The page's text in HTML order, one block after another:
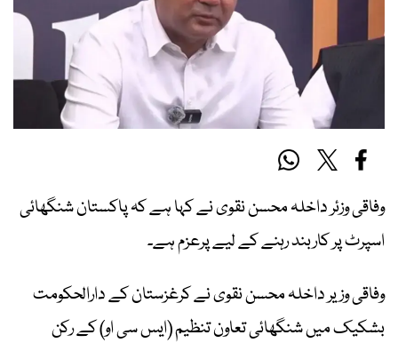
وفاقی وزئر داخلہ محسن نقوی نے کہا ہے کہ پاکستان شنگھائی
اسپرٹ پر کاربند رہنے کے لیے پرعزم ہے۔
وفاقی وزیر داخلہ محسن نقوی نے کرغزستان کے دارالحکومت
بشکیک میں شنگھائی تعاون تنظیم (ایس سی او) کے رکن